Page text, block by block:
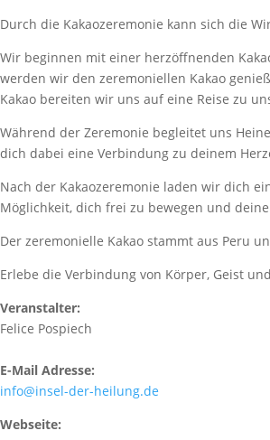
Durch die Kakaozeremonie kann sich die
Wir beginnen mit einer herzöffnenden
werden wir den zeremoniellen Kakao
Kakao bereiten wir uns auf eine Reise zu
Während der Zeremonie begleitet uns
dich dabei eine Verbindung zu deinem
Nach der Kakaozeremonie laden wir dich
Möglichkeit, dich frei zu bewegen und
Der zeremonielle Kakao stammt aus Peru
Erlebe die Verbindung von Körper, Geist
Veranstalter:
Felice Pospiech
E-Mail Adresse:
info@insel-der-heilung.de
Webseite: